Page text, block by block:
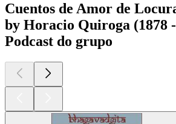
Cuentos de Amor de
by Horacio Quiroga (1878
Podcast do grupo